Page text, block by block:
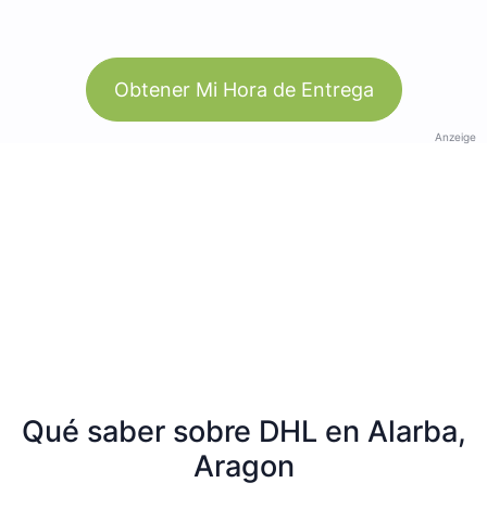
Obtener Mi Hora de Entrega
Anzeige
Qué saber sobre DHL en Alarba,
Aragon